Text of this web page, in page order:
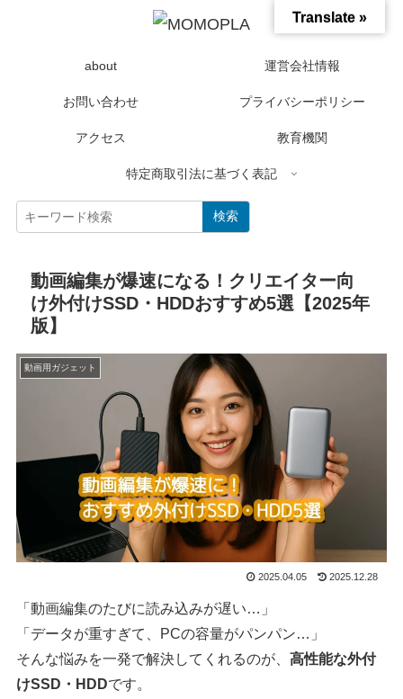
about 運営会社情報
お問い合わせ プライバシーポリシー
アクセス 教育機関
特定商取引法に基づく表記
検索
動画編集が爆速になる！クリエイター向
け外付けSSD・HDDおすすめ5選【2025年
版】
動画用ガジェット
2025.04.05 2025.12.28
「動画編集のたびに読み込みが遅い…」
「データが重すぎて、PCの容量がパンパン…」
そんな悩みを一発で解決してくれるのが、高性能な外付
けSSD・HDDです。
Translate »